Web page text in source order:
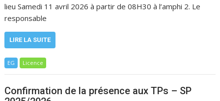
lieu Samedi 11 avril 2026 à partir de 08H30 à l’amphi 2. Le
responsable
LIRE LA SUITE
EG Licence
Confirmation de la présence aux TPs – SP